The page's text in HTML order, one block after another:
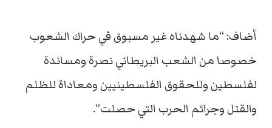
أضاف: “ما شهدناه غير مسبوق في حراك الشعوب
خصوصا من الشعب البريطاني نصرة ومساندة
لفلسطين وللحقوق الفلسطينيين ومعاداة للظلم
والقتل وجرائم الحرب التي حصلت”.